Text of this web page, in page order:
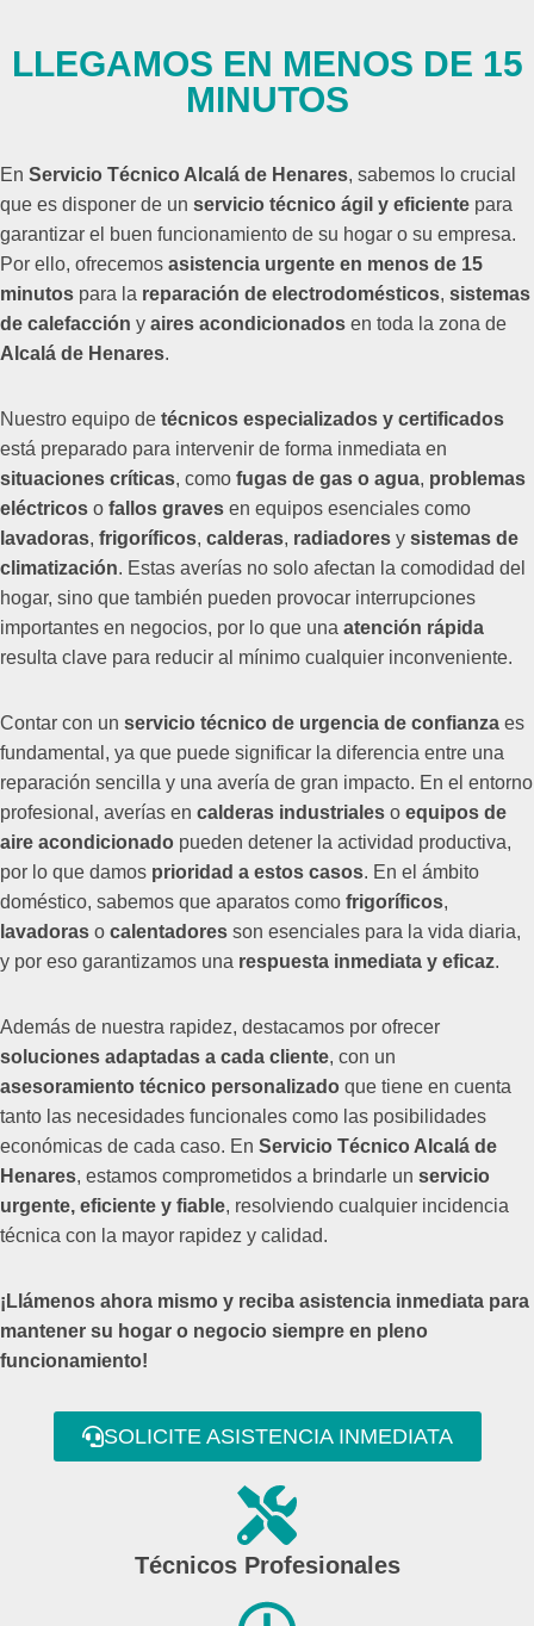
LLEGAMOS EN MENOS DE 15
MINUTOS
En Servicio Técnico Alcalá de Henares, sabemos lo crucial
que es disponer de un servicio técnico ágil y eficiente para
garantizar el buen funcionamiento de su hogar o su empresa.
Por ello, ofrecemos asistencia urgente en menos de 15
minutos para la reparación de electrodomésticos, sistemas
de calefacción y aires acondicionados en toda la zona de
Alcalá de Henares.
Nuestro equipo de técnicos especializados y certificados
está preparado para intervenir de forma inmediata en
situaciones críticas, como fugas de gas o agua, problemas
eléctricos o fallos graves en equipos esenciales como
lavadoras, frigoríficos, calderas, radiadores y sistemas de
climatización. Estas averías no solo afectan la comodidad del
hogar, sino que también pueden provocar interrupciones
importantes en negocios, por lo que una atención rápida
resulta clave para reducir al mínimo cualquier inconveniente.
Contar con un servicio técnico de urgencia de confianza es
fundamental, ya que puede significar la diferencia entre una
reparación sencilla y una avería de gran impacto. En el entorno
profesional, averías en calderas industriales o equipos de
aire acondicionado pueden detener la actividad productiva,
por lo que damos prioridad a estos casos. En el ámbito
doméstico, sabemos que aparatos como frigoríficos,
lavadoras o calentadores son esenciales para la vida diaria,
y por eso garantizamos una respuesta inmediata y eficaz.
Además de nuestra rapidez, destacamos por ofrecer
soluciones adaptadas a cada cliente, con un
asesoramiento técnico personalizado que tiene en cuenta
tanto las necesidades funcionales como las posibilidades
económicas de cada caso. En Servicio Técnico Alcalá de
Henares, estamos comprometidos a brindarle un servicio
urgente, eficiente y fiable, resolviendo cualquier incidencia
técnica con la mayor rapidez y calidad.
¡Llámenos ahora mismo y reciba asistencia inmediata para
mantener su hogar o negocio siempre en pleno
funcionamiento!
SOLICITE ASISTENCIA INMEDIATA
Técnicos Profesionales